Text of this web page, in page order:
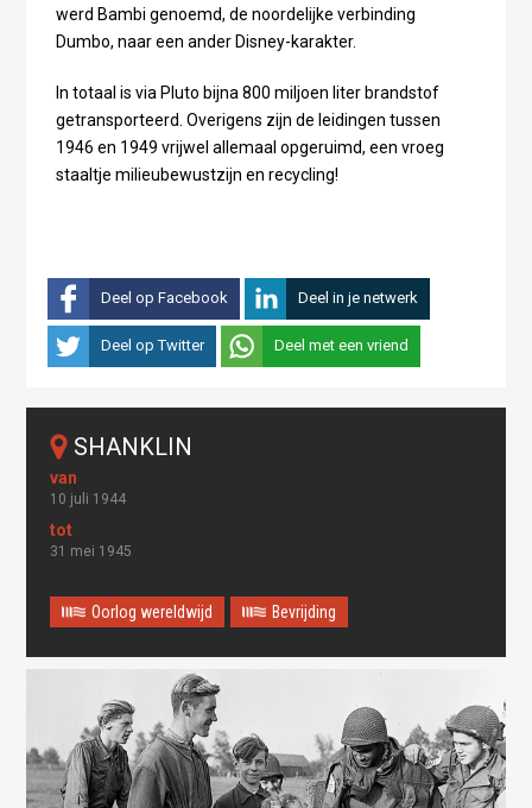
werd Bambi genoemd, de noordelijke verbinding
Dumbo, naar een ander Disney-karakter.
In totaal is via Pluto bijna 800 miljoen liter brandstof
getransporteerd. Overigens zijn de leidingen tussen
1946 en 1949 vrijwel allemaal opgeruimd, een vroeg
staaltje milieubewustzijn en recycling!
Deel op Facebook Deel in je netwerk
Deel op Twitter Deel met een vriend
SHANKLIN
10 juli 1944
31 mei 1945
Oorlog wereldwijd Bevrijding